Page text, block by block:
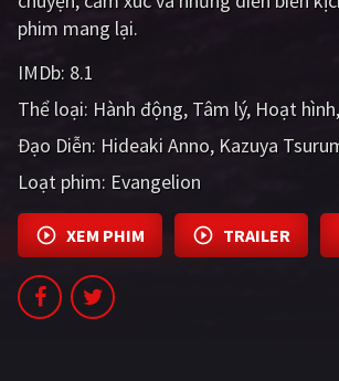
Tổng hợp
CẬP NHẬT
PHIM MỚI
PHIM BỘ
PHIM CHIẾU RẠP
TUYỂN TẬP PHIM
phim mang lại.
IMDb: 8.1
Thể loại: Hành động Tâm lý Hoạt hình
Đạo Diễn: Hideaki Anno Kazuya
Loạt phim: Evangelion
XEM PHIM TRAILER